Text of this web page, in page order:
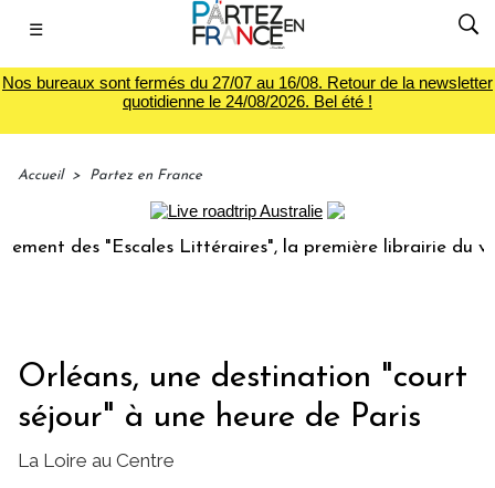
☰
Nos bureaux sont fermés du 27/07 au 16/08. Retour de la newsletter
quotidienne le 24/08/2026. Bel été !
Accueil > Partez en France
"Escales Littéraires", la première librairie du voyage
Orléans, une destination "court
séjour" à une heure de Paris
La Loire au Centre